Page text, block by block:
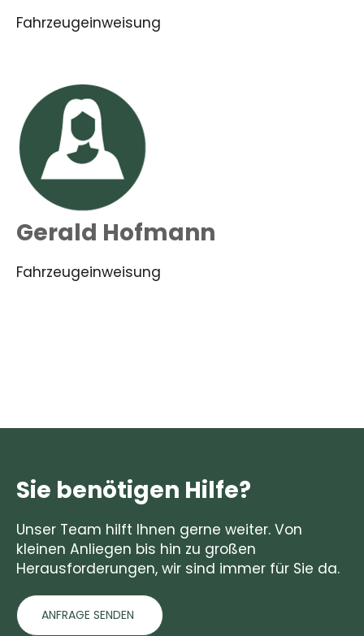
Fahrzeugeinweisung
Gerald Hofmann
Fahrzeugeinweisung
Sie benötigen Hilfe?
Unser Team hilft Ihnen gerne weiter. Von
kleinen Anliegen bis hin zu großen
Herausforderungen, wir sind immer für Sie da.
ANFRAGE SENDEN